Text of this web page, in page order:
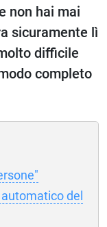
non hai mai
sicuramente lì
difficile
completo
del